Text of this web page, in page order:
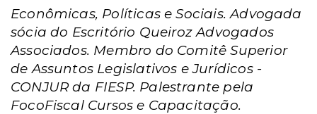
Econômicas, Políticas e Sociais. Advogada
sócia do Escritório Queiroz Advogados
Associados. Membro do Comitê Superior
de Assuntos Legislativos e Jurídicos -
CONJUR da FIESP. Palestrante pela
FocoFiscal Cursos e Capacitação.